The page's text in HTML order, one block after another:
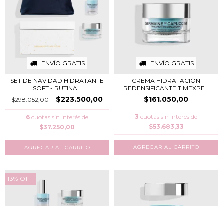
ENVÍO GRATIS
SET DE NAVIDAD HIDRATANTE
SOFT - RUTINA...
$298.052,00
$223.500,00
6 cuotas sin interés de
$37.250,00
ENVÍO GRATIS
CREMA HIDRATACIÓN
REDENSIFICANTE TIMEXPE...
$161.050,00
3 cuotas sin interés de
$53.683,33
13% OFF